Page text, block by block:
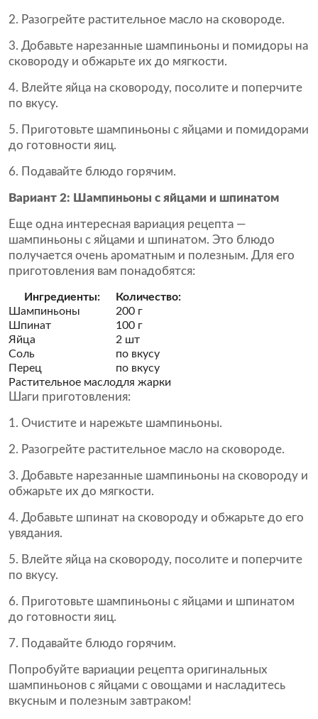
Разогрейте растительное масло на сковороде.
Добавьте нарезанные шампиньоны и помидоры на
сковороду и обжарьте их до мягкости.
Влейте яйца на сковороду, посолите и поперчите
по вкусу.
Приготовьте шампиньоны с яйцами и помидорами
до готовности яиц.
Подавайте блюдо горячим.
Вариант 2: Шампиньоны с яйцами и шпинатом
Еще одна интересная вариация рецепта —
шампиньоны с яйцами и шпинатом. Это блюдо
получается очень ароматным и полезным. Для его
приготовления вам понадобятся:
Ингредиенты:
Количество:
Шампиньоны
200 г
Шпинат
100 г
Яйца
2 шт
Соль
по вкусу
Перец
по вкусу
Растительное маслодля жарки
Шаги приготовления:
Очистите и нарежьте шампиньоны.
Разогрейте растительное масло на сковороде.
Добавьте нарезанные шампиньоны на сковороду и
обжарьте их до мягкости.
Добавьте шпинат на сковороду и обжарьте до его
увядания.
Влейте яйца на сковороду, посолите и поперчите
по вкусу.
Приготовьте шампиньоны с яйцами и шпинатом
до готовности яиц.
Подавайте блюдо горячим.
Попробуйте вариации рецепта оригинальных
шампиньонов с яйцами с овощами и насладитесь
вкусным и полезным завтраком!